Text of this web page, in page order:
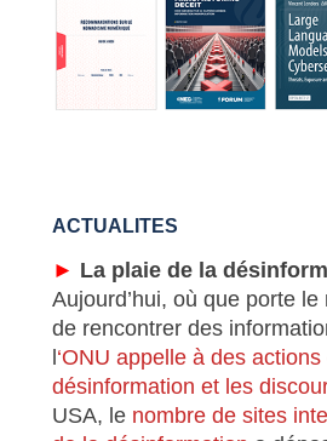
ACTUALITES
► La plaie de la
Aujourd’hui, où que porte
de rencontrer des
‘ONU appelle à des
désinformation et les
USA, le nombre de sites